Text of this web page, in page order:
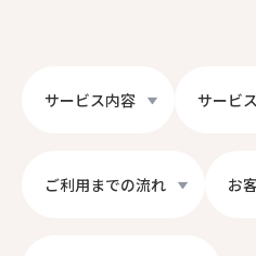
サービス内容 サービ
ご利用までの流れ お